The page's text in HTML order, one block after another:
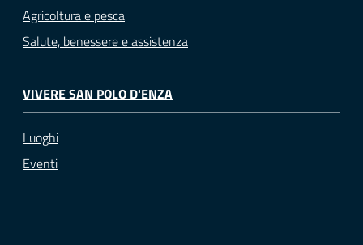
Agricoltura e pesca
Salute, benessere e assistenza
VIVERE SAN POLO D'ENZA
Luoghi
Eventi